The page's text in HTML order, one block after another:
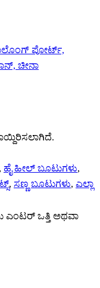
ಪೋರ್ಟ್,
ಚೀನಾ
ಕಾಯ್ದಿರಿಸಲಾಗಿದೆ.
, ಹೈ ಹೀಲ್ ಬೂಟುಗಳು,
, ಸಣ್ಣ ಬೂಟುಗಳು, ಎಲ್ಲಾ
ಎಂಟರ್ ಒತ್ತಿ ಅಥವಾ